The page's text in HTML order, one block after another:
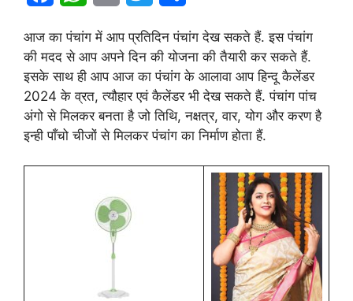
c
e
b
o
a
t
s
A
a
i
l
i
t
t
e
a
r
e
आज का पंचांग में आप प्रतिदिन पंचांग देख सकते हैं. इस पंचांग
की मदद से आप अपने दिन की योजना की तैयारी कर सकते हैं.
इसके साथ ही आप आज का पंचांग के आलावा आप हिन्दू कैलेंडर
2024 के व्रत, त्यौहार एवं कैलेंडर भी देख सकते हैं. पंचांग पांच
अंगो से मिलकर बनता है जो तिथि, नक्षत्र, वार, योग और करण है
इन्ही पाँचो चीजों से मिलकर पंचांग का निर्माण होता हैं.